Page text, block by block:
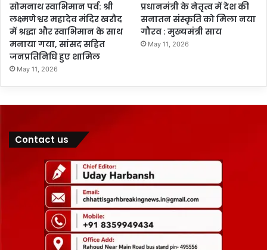
सोमनाथ स्वाभिमान पर्व: श्री
लक्ष्मणेश्वर महादेव मंदिर खरौद
में श्रद्धा और स्वाभिमान के साथ
मनाया गया, सांसद सहित
जनप्रतिनिधि हुए शामिल
May 11, 2026
प्रधानमंत्री के नेतृत्व में देश की
सनातन संस्कृति को मिला नया
गौरव : मुख्यमंत्री साय
May 11, 2026
Contact us